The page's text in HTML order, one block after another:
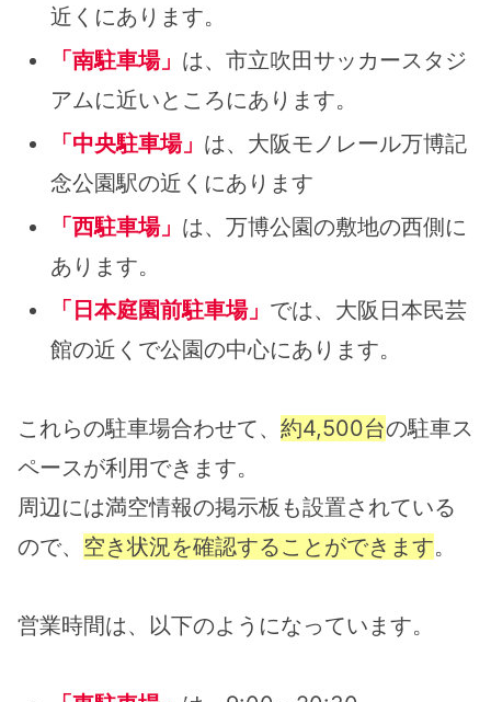
近くにあります。
「南駐車場」 は、市立吹田サッカースタジ
アムに近いところにあります。
「中央駐車場」 は、大阪モノレール万博記
念公園駅の近くにあります
「西駐車場」 は、万博公園の敷地の西側に
あります。
「日本庭園前駐車場」 では、大阪日本民芸
館の近くで公園の中心にあります。
これらの駐車場合わせて、 約4,500台の駐車ス
ペースが利用できます。
周辺には満空情報の掲示板も設置されている
ので、 空き状況を確認することができます。
営業時間は、以下のようになっています。